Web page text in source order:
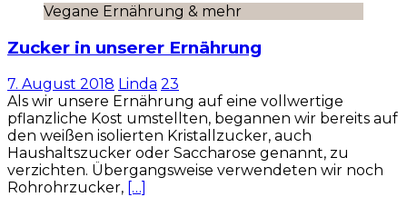
Vegane Ernährung & mehr
Zucker in unserer Ernährung
7. August 2018 Linda 23
Als wir unsere Ernährung auf eine vollwertige
pflanzliche Kost umstellten, begannen wir bereits auf
den weißen isolierten Kristallzucker, auch
Haushaltszucker oder Saccharose genannt, zu
verzichten. Übergangsweise verwendeten wir noch
Rohrohrzucker, […]